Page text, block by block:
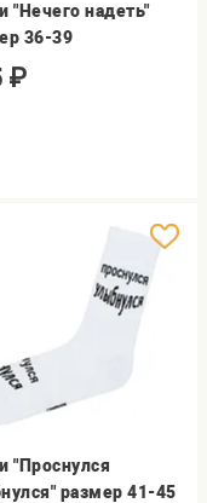
"Нечего надеть"
36-39
₽
"Проснулся
размер 41-45